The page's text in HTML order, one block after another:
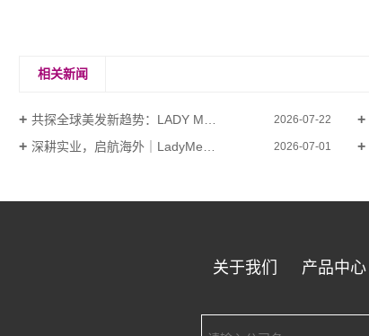
相关新闻
共探全球美发新趋势：LADY MERRY 2026拉斯维加斯美容展圆满收官 2026-07-22
深耕实业，启航海外｜LadyMerry越南新厂正式启幕，全球化布局再添新翼 2026-07-01
关于我们 产品中心